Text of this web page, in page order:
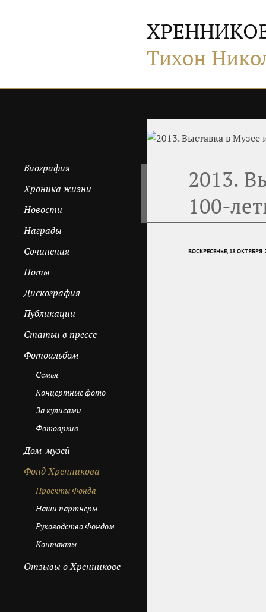
Тихон
2013.
100-
ВОСКРЕСЕНЬЕ, 18 ОКТЯБРЯ
Биография
Хроника жизни
Новости
Награды
Сочинения
Ноты
Дискография
Публикации
Cтатьи в прессе
Фотоальбом
Семья
Концертные фото
За кулисами
Фотоархив
Дом-музей
Фонд Хренникова
Проекты Фонда
Наши партнеры
Руководство Фондом
Контакты
Отзывы о Хренникове